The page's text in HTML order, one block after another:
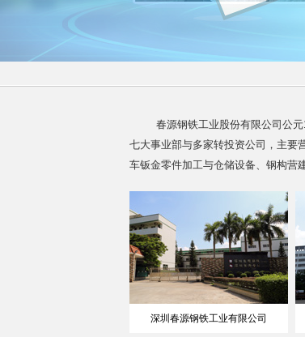
春源钢铁工业股份有限公司公
七大事业部与多家转投资公司，主要
车钣金零件加工与仓储设备、钢构营
深圳春源钢铁工业有限公司